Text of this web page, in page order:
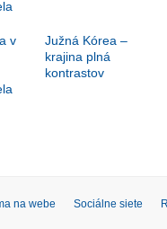
v
Južná Kórea –
krajina plná
kontrastov
na webe Sociálne siete